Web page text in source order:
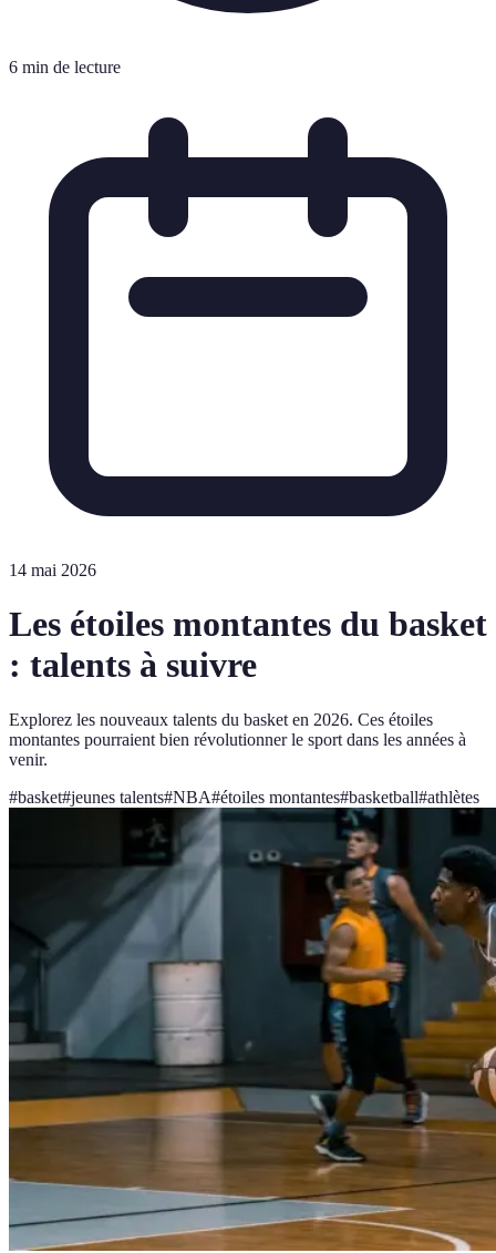
6 min de lecture
14 mai 2026
Les étoiles montantes du basket
: talents à suivre
Explorez les nouveaux talents du basket en 2026. Ces étoiles
montantes pourraient bien révolutionner le sport dans les années à
venir.
#basket#jeunes talents#NBA#étoiles montantes#basketball#athlètes